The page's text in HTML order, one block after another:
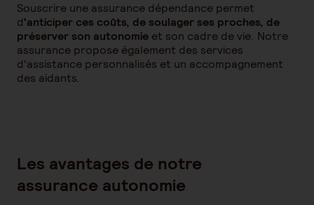
Souscrire une assurance dépendance permet
d'anticiper ces coûts, de soulager ses proches, de
préserver son autonomie et son cadre de vie. Notre
assurance propose également des services
d'assistance personnalisés et un accompagnement
des aidants.
Les avantages de notre
assurance autonomie